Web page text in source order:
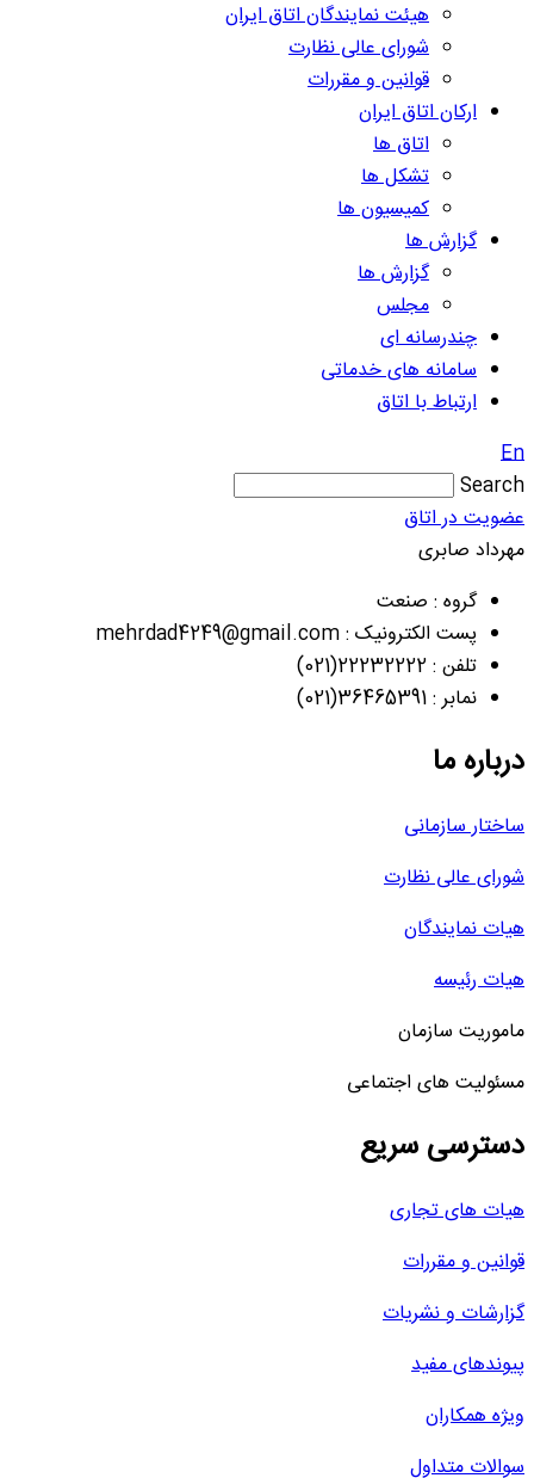
هیئت نمایندگان اتاق ایران
شورای عالی نظارت
قوانین و مقررات
ارکان اتاق ایران
اتاق ها
تشکل ها
کمیسیون ها
گزارش ها
گزارش ها
مجلس
چندرسانه ای
سامانه های خدماتی
ارتباط با اتاق
En
Search
عضویت در اتاق
مهرداد صابری
گروه : صنعت
پست الکترونیک : mehrdad4249@gmail.com
تلفن : 22232222(021)
نمابر : 36465391(021)
درباره ما
ساختار سازمانی
شورای عالی نظارت
هیات نمایندگان
هیات رئیسه
ماموریت سازمان
مسئولیت های اجتماعی
دسترسی سریع
هیات های تجاری
قوانین و مقررات
گزارشات و نشریات
پیوندهای مفید
ویژه همکاران
سوالات متداول